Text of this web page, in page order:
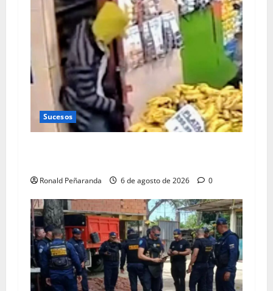
Sucesos
Ronald Peñaranda 6 de agosto de 2026 0